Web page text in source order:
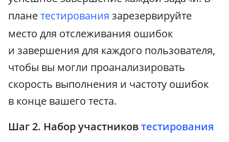
планетестирования зарезервируйте
место для отслеживания ошибок
и завершения для каждого пользователя,
чтобы вы могли проанализировать
скорость выполнения и частоту ошибок
в конце вашего теста.
Шаг 2. Набор участниковтестирования